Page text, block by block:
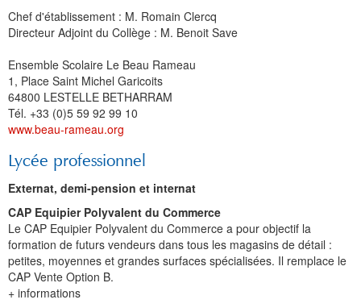
Chef d'établissement : M. Romain Clercq
Directeur Adjoint du Collège : M. Benoit Save
Ensemble Scolaire Le Beau Rameau
1, Place Saint Michel Garicoits
64800 LESTELLE BETHARRAM
Tél. +33 (0)5 59 92 99 10
www.beau-rameau.org
Lycée professionnel
Externat, demi-pension et internat
CAP Equipier Polyvalent du Commerce
Le CAP Equipier Polyvalent du Commerce a pour objectif la
formation de futurs vendeurs dans tous les magasins de détail :
petites, moyennes et grandes surfaces spécialisées. Il remplace le
CAP Vente Option B.
+ informations